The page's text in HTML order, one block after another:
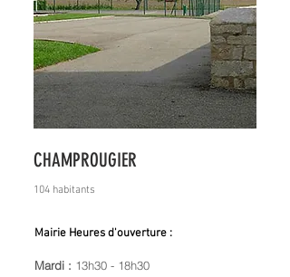
CHAMPROUGIER
104 habitants
Mairie Heures d'ouverture :
Mardi : 13h30 - 18h30